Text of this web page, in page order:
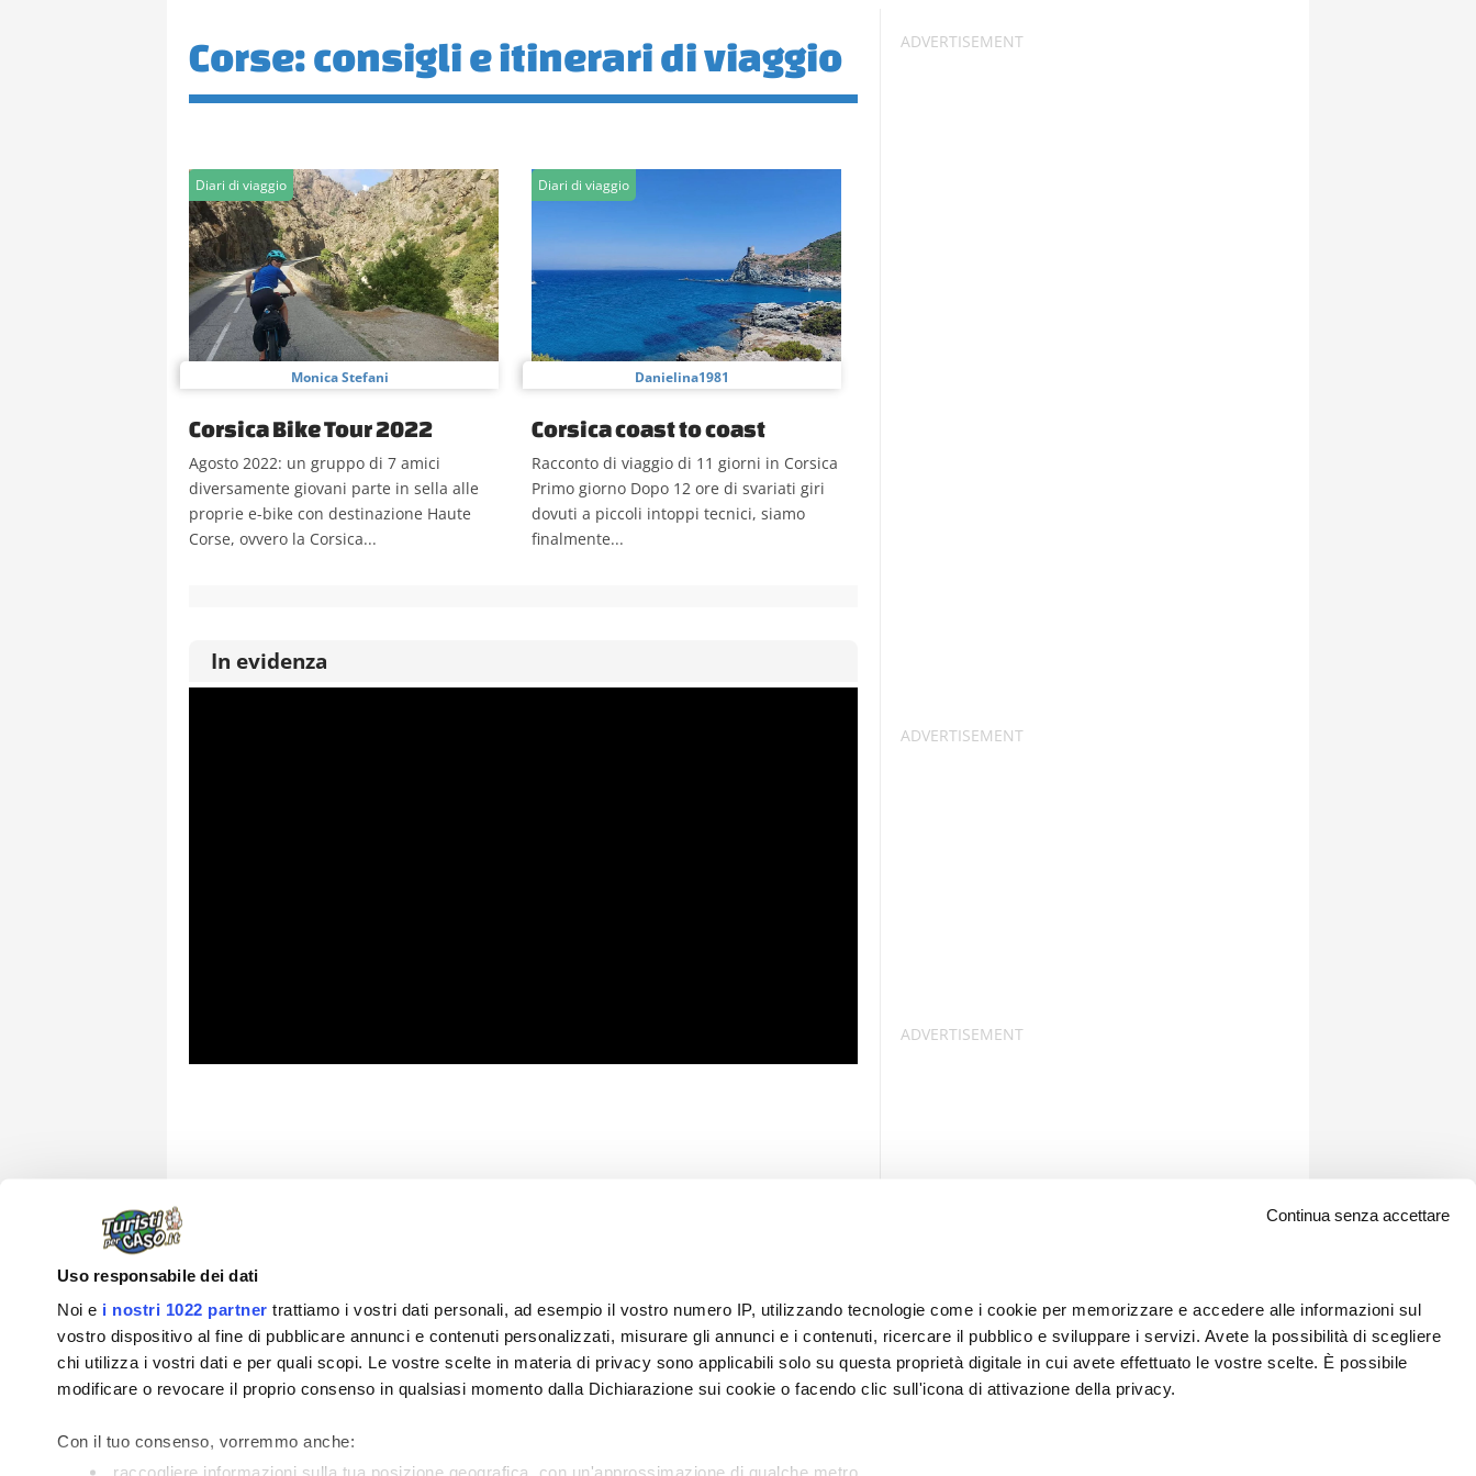
Uso responsabile dei dati
Noi e i nostri 1022 partner trattiamo i vostri dati personali, ad esempio il vostro numero IP, utilizzando tecnologie come i cookie per memorizzare e accedere alle informazioni sul
vostro dispositivo al fine di pubblicare annunci e contenuti personalizzati, misurare gli annunci e i contenuti, ricercare il pubblico e sviluppare i servizi. Avete la possibilità di scegliere
chi utilizza i vostri dati e per quali scopi. Le vostre scelte in materia di privacy sono applicabili solo su questa proprietà digitale in cui avete effettuato le vostre scelte. È possibile
modificare o revocare il proprio consenso in qualsiasi momento dalla Dichiarazione sui cookie o facendo clic sull'icona di attivazione della privacy.
Con il tuo consenso, vorremmo anche:
raccogliere informazioni sulla tua posizione geografica, con un'approssimazione di qualche metro,
Continua senza accettare
Corse: consigli e itinerari di viaggio
Diari di viaggio
Monica Stefani
Corsica Bike Tour 2022
Agosto 2022: un gruppo di 7 amici
diversamente giovani parte in sella alle
proprie e-bike con destinazione Haute
Corse, ovvero la Corsica...
Diari di viaggio
Danielina1981
Corsica coast to coast
Racconto di viaggio di 11 giorni in Corsica
Primo giorno Dopo 12 ore di svariati giri
dovuti a piccoli intoppi tecnici, siamo
finalmente...
In evidenza